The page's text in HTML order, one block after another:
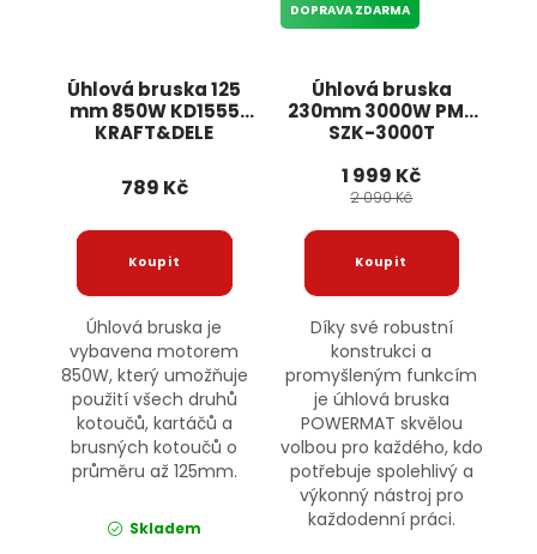
Úhlová bruska 125
mm 850W KD1555
KRAFT&DELE
789 Kč
Úhlová bruska je
vybavena motorem
850W, který umožňuje
použití všech druhů
kotoučů, kartáčů a
brusných kotoučů o
průměru až 125mm.
Skladem
Úhlová bruska
230mm 3000W PM-
SZK-3000T
DOPRAVA ZDARMA
1 999 Kč
2 090 Kč
Díky své robustní
konstrukci a
promyšleným funkcím
je úhlová bruska
POWERMAT skvělou
volbou pro každého, kdo
potřebuje spolehlivý a
výkonný nástroj pro
každodenní práci.